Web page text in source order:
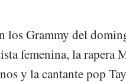
los Grammy del
femenina, la rapera
y la cantante pop